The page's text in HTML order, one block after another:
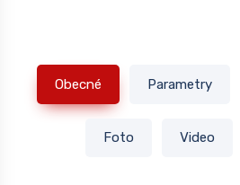
Obecné Parametry
Foto Video